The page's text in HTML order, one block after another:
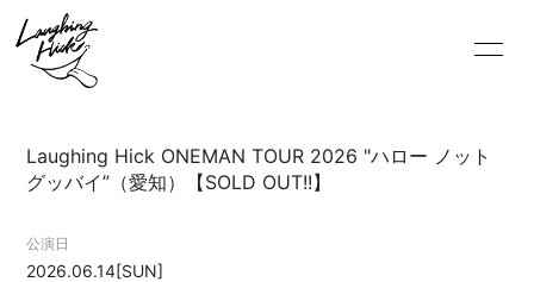
Laughing Hick ONEMAN TOUR 2026 "ハロー ノット
グッバイ”（愛知）【SOLD OUT!!】
公演日
2026.06.14[SUN]